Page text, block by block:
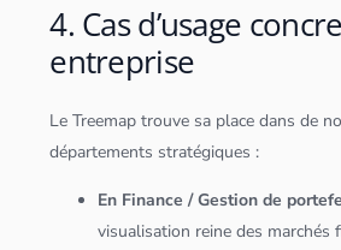
4. Cas d’usage
entreprise
Le Treemap trouve sa place dans de
départements stratégiques :
En Finance / Gestion de
visualisation reine des marchés